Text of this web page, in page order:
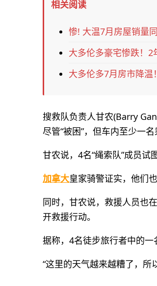
相关阅读
惨! 大温7月房屋销量
大多伦多豪宅惨跌！2
大多伦多7月房市降
搜救队负责人甘农(Barry
尽管“被困”，但车内至少一
甘农说，4名“绳索队”成员试
加拿大皇家骑警证实，他们也
同时，甘农说，救援人员也
开救援行动。
据称，4名徒步旅行者中的一
“这里的天气越来越糟了，所